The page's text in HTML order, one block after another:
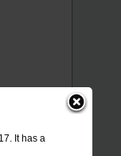
It has a